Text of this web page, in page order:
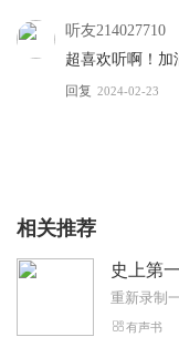
听友214027710
超喜欢听啊！加
回复 2024-02-23
相关推荐
史上第
重新录制
有声书